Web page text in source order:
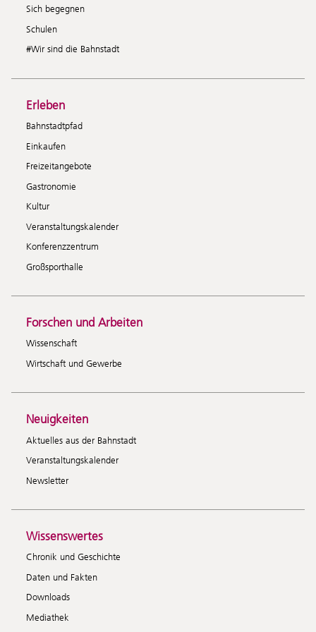
Sich begegnen
Schulen
#Wir sind die Bahnstadt
Erleben
Bahnstadtpfad
Einkaufen
Freizeitangebote
Gastronomie
Kultur
Veranstaltungskalender
Konferenzzentrum
Großsporthalle
Forschen und Arbeiten
Wissenschaft
Wirtschaft und Gewerbe
Neuigkeiten
Aktuelles aus der Bahnstadt
Veranstaltungskalender
Newsletter
Wissenswertes
Chronik und Geschichte
Daten und Fakten
Downloads
Mediathek